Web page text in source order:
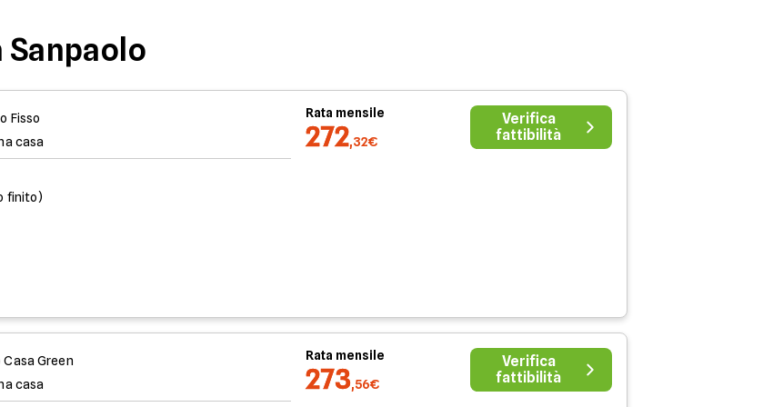
Fisso
casa
finito)
Rata mensile
272,32€
Verifica
fattibilità
Casa Green
casa
Rata mensile
273,56€
Verifica
fattibilità